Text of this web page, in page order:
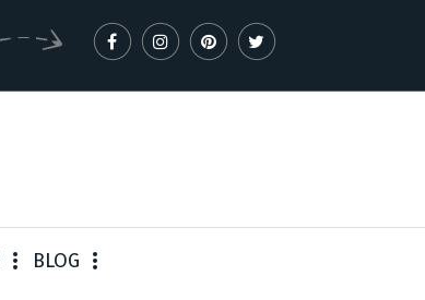
BLOG